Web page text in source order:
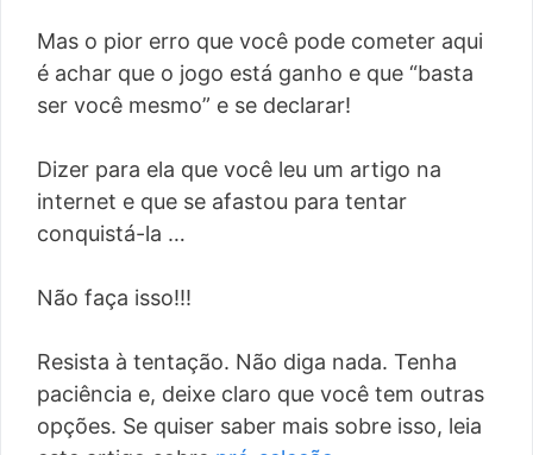
Mas o pior erro que você pode cometer aqui
é achar que o jogo está ganho e que “basta
ser você mesmo” e se declarar!
Dizer para ela que você leu um artigo na
internet e que se afastou para tentar
conquistá-la …
Não faça isso!!!
Resista à tentação. Não diga nada. Tenha
paciência e, deixe claro que você tem outras
opções. Se quiser saber mais sobre isso, leia